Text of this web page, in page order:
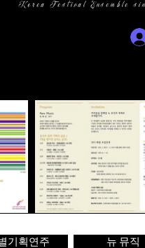
기획연주 뉴 뮤직